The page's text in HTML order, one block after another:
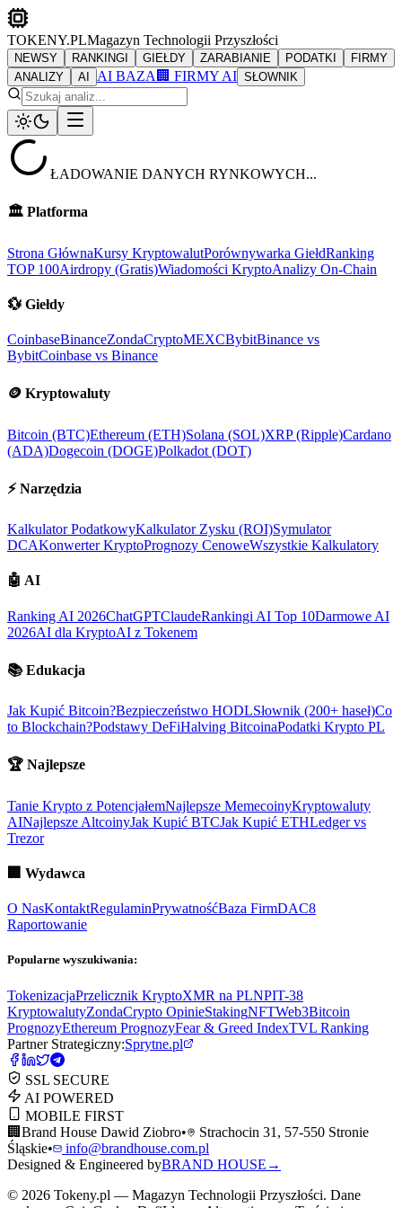
TOKENY.PLMagazyn Technologii Przyszłości
NEWSY RANKINGI GIEŁDY ZARABIANIE PODATKI
FIRMY
ANALIZY
AI AI BAZA 🏢 FIRMY AI SŁOWNIK
ŁADOWANIE DANYCH RYNKOWYCH...
🏛️ Platforma
Strona GłównaKursy KryptowalutPorównywarka GiełdRanking
TOP 100Airdropy (Gratis)Wiadomości KryptoAnalizy On-Chain
💱 Giełdy
CoinbaseBinanceZondaCryptoMEXCBybitBinance vs
BybitCoinbase vs Binance
🪙 Kryptowaluty
Bitcoin (BTC)Ethereum (ETH)Solana (SOL)XRP (Ripple)Cardano
(ADA)Dogecoin (DOGE)Polkadot (DOT)
⚡ Narzędzia
Kalkulator PodatkowyKalkulator Zysku (ROI)Symulator
DCAKonwerter KryptoPrognozy CenoweWszystkie Kalkulatory
🤖 AI
Ranking AI 2026ChatGPTClaudeRankingi AI Top 10Darmowe AI
2026AI dla KryptoAI z Tokenem
📚 Edukacja
Jak Kupić Bitcoin?Bezpieczeństwo HODLSłownik (200+ haseł)Co
to Blockchain?Podstawy DeFiHalving BitcoinaPodatki Krypto PL
🏆 Najlepsze
Tanie Krypto z PotencjałemNajlepsze MemecoinyKryptowaluty
AINajlepsze AltcoinyJak Kupić BTCJak Kupić ETHLedger vs
Trezor
🏢 Wydawca
O NasKontaktRegulaminPrywatnośćBaza FirmDAC8
Raportowanie
Popularne wyszukiwania:
TokenizacjaPrzelicznik KryptoXMR na PLNPIT-38
KryptowalutyZondaCrypto OpinieStakingNFTWeb3Bitcoin
PrognozyEthereum PrognozyFear & Greed IndexTVL Ranking
Partner Strategiczny:Sprytne.pl
SSL SECURE
AI POWERED
MOBILE FIRST
🏢 Brand House Dawid Ziobro•
Strachocin 31, 57-550 Stronie
Śląskie•
info@brandhouse.com.pl
Designed & Engineered byBRAND HOUSE →
© 2026 Tokeny.pl — Magazyn Technologii Przyszłości. Dane